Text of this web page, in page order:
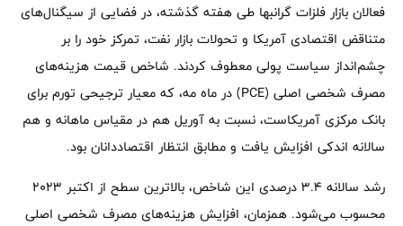
فعالان بازار فلزات گرانبها طی هفته گذشته، در فضایی از سیگنال‌های
متناقض اقتصادی آمریکا و تحولات بازار نفت، تمرکز خود را بر
چشم‌انداز سیاست پولی معطوف کردند. شاخص قیمت هزینه‌های
مصرف شخصی اصلی (PCE) در ماه مه، که معیار ترجیحی تورم برای
بانک مرکزی آمریکاست، نسبت به آوریل هم در مقیاس ماهانه و هم
سالانه اندکی افزایش یافت و مطابق انتظار اقتصاددانان بود.
رشد سالانه ۳.۴ درصدی این شاخص، بالاترین سطح از اکتبر ۲۰۲۳
محسوب می‌شود. همزمان، افزایش هزینه‌های مصرف شخصی اصلی